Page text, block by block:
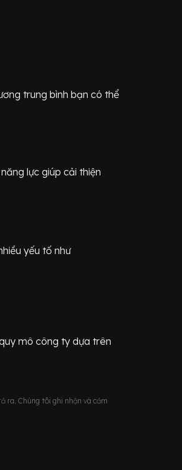
trung bình bạn có thể
lực giúp cải thiện
yếu tố như
mô công ty dựa trên
ra. Chúng tôi ghi nhận và cảm